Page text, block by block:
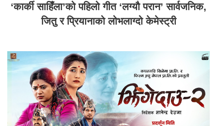
‘कार्की साहिँला’को पहिलो गीत ‘लग्यौ परान’ सार्वजनिक,
जितु र प्रियानाको लोभलाग्दो केमेस्ट्री